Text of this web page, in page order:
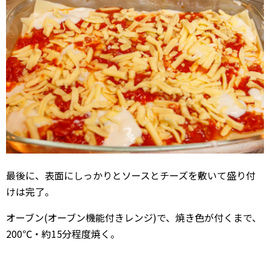
最後に、表面にしっかりとソースとチーズを敷いて盛り付
けは完了。
オーブン(オーブン機能付きレンジ)で、焼き色が付くまで、
200℃・約15分程度焼く。